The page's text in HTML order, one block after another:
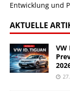
Entwicklung und
AKTUELLE
VW